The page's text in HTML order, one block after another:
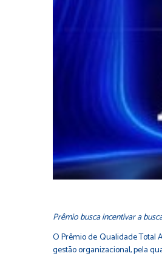
Prêmio busca incentivar a
O Prêmio de Qualidade Total
gestão organizacional, pela